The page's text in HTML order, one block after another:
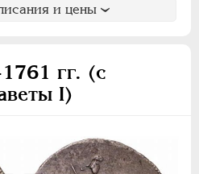
и цены
гг. (с
I)